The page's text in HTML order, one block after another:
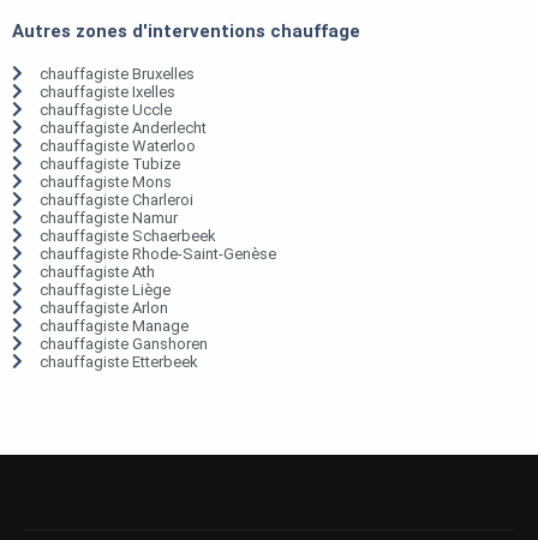
Autres zones d'interventions chauffage
chauffagiste Bruxelles
chauffagiste Ixelles
chauffagiste Uccle
chauffagiste Anderlecht
chauffagiste Waterloo
chauffagiste Tubize
chauffagiste Mons
chauffagiste Charleroi
chauffagiste Namur
chauffagiste Schaerbeek
chauffagiste Rhode-Saint-Genèse
chauffagiste Ath
chauffagiste Liège
chauffagiste Arlon
chauffagiste Manage
chauffagiste Ganshoren
chauffagiste Etterbeek